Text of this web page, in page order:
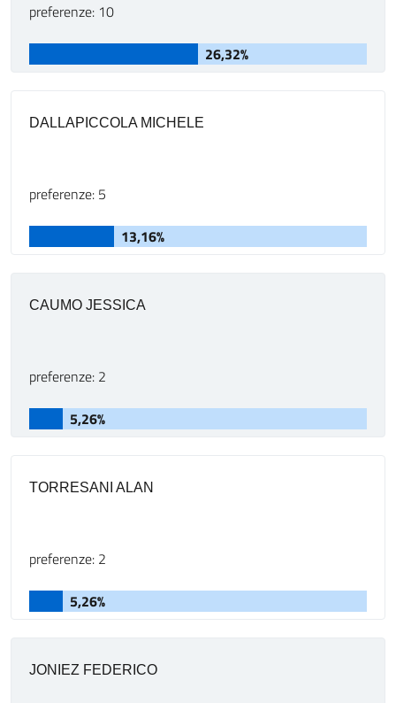
preferenze: 10
26,32%
DALLAPICCOLA MICHELE
preferenze: 5
13,16%
CAUMO JESSICA
preferenze: 2
5,26%
TORRESANI ALAN
preferenze: 2
5,26%
JONIEZ FEDERICO